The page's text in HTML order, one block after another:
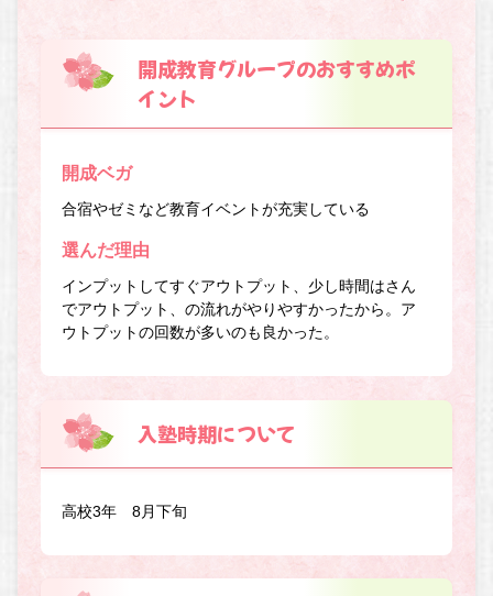
開成教育グループのおすすめポ
イント
開成ベガ
合宿やゼミなど教育イベントが充実している
選んだ理由
インプットしてすぐアウトプット、少し時間はさん
でアウトプット、の流れがやりやすかったから。ア
ウトプットの回数が多いのも良かった。
入塾時期について
高校3年 8月下旬